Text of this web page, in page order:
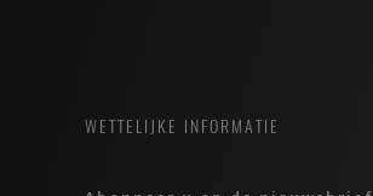
WETTELIJKE INFORMATIE